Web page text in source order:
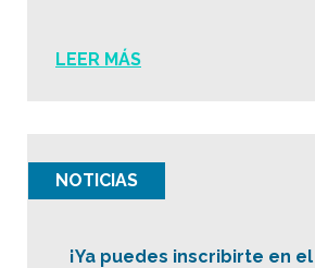
LEER MÁS
NOTICIAS
¡Ya puedes inscribirte en